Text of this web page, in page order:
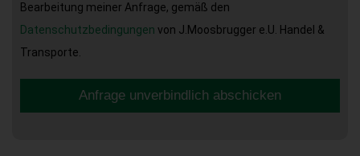
Bearbeitung meiner Anfrage, gemäß den
Datenschutzbedingungen von J.Moosbrugger e.U. Handel &
Transporte.
Anfrage unverbindlich abschicken